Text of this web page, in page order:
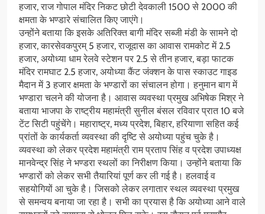
हजार, राज गोपाल मंदिर निकट छोटी देवकाली 1500 से 2000 की
क्षमता के भण्डारे संचालित किए जाएंगे।
उन्होंने बताया कि इसके अतिरिक्त बागी मंदिर सब्जी मंडी के सामने दो
हजार, कारसेवकपुरम् 5 हजार, राजूदास का आवास रामकोट में 2.5
हजार, अयोध्या धाम रेलवे स्टेशन पर 2.5 से तीन हजार, बड़ा फाटक
मंदिर रामघाट 2.5 हजार, अयोध्या कैंट जंक्शन के पास स्काउट गाइड
मैदान में 3 हजार क्षमता के भण्डारों का संचालन होगा। हनुमान बाग में
भण्डारा चलने की योजना है। आवास व्यवस्था प्रमुख अभिषेक मिश्र ने
बताया भाजपा के राष्ट्रीय महामंत्री सुनील बंसल रविवार प्रात 10 बजे
टेंट सिटी पहुंचेंगे। महाराष्ट्र, मध्य प्रदेश, बिहार, हरियाणा सहित कई
प्रांतों के कार्यकर्ता व्यवस्था की दृष्टि से अयोध्या पहुंच चुके है।
व्यवस्था को लेकर प्रदेश महामंत्री राम प्रताप सिंह व प्रदेश उपाध्यक्ष
मानवेन्द्र सिंह ने भण्डरा स्थलों का निरीक्षण किया। उन्होंने बताया कि
भण्डारों को लेकर सभी तैयारियां पूर्ण कर ली गई है। हलवाई व
सहयोगियों आ चुके है। जिसको लेकर लगातार स्थल व्यवस्था प्रमुख
से समन्वय बनाया जा रहा है। सभी का प्रयास है कि अयोध्या आने वाले